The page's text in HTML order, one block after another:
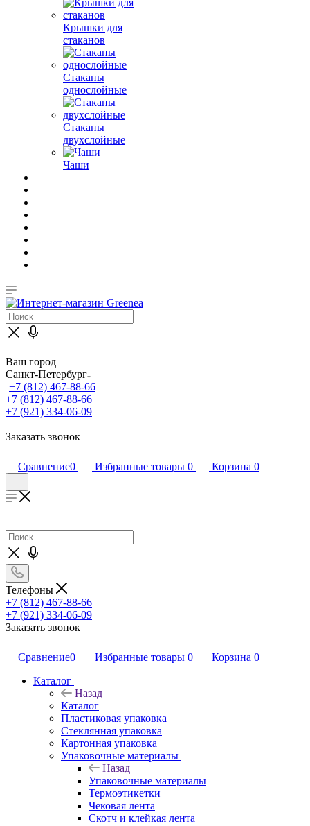
Крышки для
стаканов
Стаканы
однослойные
Стаканы
двухслойные
Чаши
Ваш город
Санкт-Петербург
+7 (812) 467-88-66
+7 (812) 467-88-66
+7 (921) 334-06-09
Заказать звонок
Сравнение0 Избранные товары 0 Корзина 0
Телефоны
+7 (812) 467-88-66
+7 (921) 334-06-09
Заказать звонок
Сравнение0 Избранные товары 0 Корзина 0
Каталог
Назад
Каталог
Пластиковая упаковка
Стеклянная упаковка
Картонная упаковка
Упаковочные материалы
Назад
Упаковочные материалы
Термоэтикетки
Чековая лента
Скотч и клейкая лента